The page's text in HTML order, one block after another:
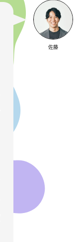
佐藤